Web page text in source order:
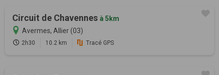
Circuit de Chavennes à 5km
Avermes, Allier (03)
2h30 10.2 km Tracé GPS